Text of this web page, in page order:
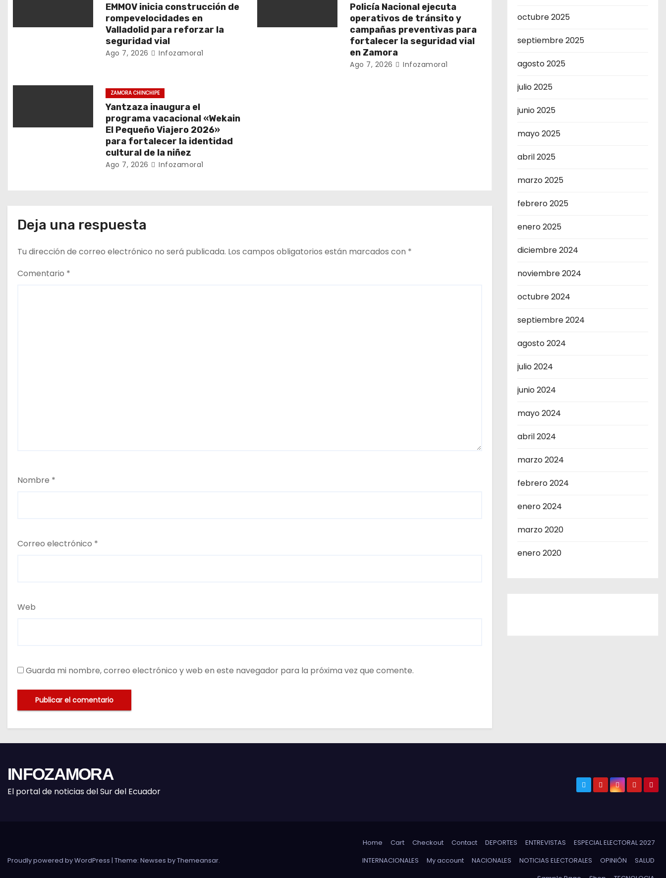
d
s
EMMOV inicia construcción de
rompevelocidades en
Valladolid para reforzar la
seguridad vial
Ago 7, 2026 Infozamora1
Policía Nacional ejecuta
operativos de tránsito y
campañas preventivas para
fortalecer la seguridad vial
en Zamora
Ago 7, 2026 Infozamora1
ZAMORA CHINCHIPE
Yantzaza inaugura el
programa vacacional «Wekain
El Pequeño Viajero 2026»
para fortalecer la identidad
cultural de la niñez
Ago 7, 2026 Infozamora1
Deja una respuesta
Tu dirección de correo electrónico no será publicada. Los campos obligatorios están marcados con *
Comentario *
Nombre *
Correo electrónico *
Web
Guarda mi nombre, correo electrónico y web en este navegador para la próxima vez que comente.
octubre 2025
septiembre 2025
agosto 2025
julio 2025
junio 2025
mayo 2025
abril 2025
marzo 2025
febrero 2025
enero 2025
diciembre 2024
noviembre 2024
octubre 2024
septiembre 2024
agosto 2024
julio 2024
junio 2024
mayo 2024
abril 2024
marzo 2024
febrero 2024
enero 2024
marzo 2020
enero 2020
INFOZAMORA
El portal de noticias del Sur del Ecuador
Proudly powered by WordPress | Theme: Newses byThemeansar.
Home Cart Checkout Contact DEPORTES ENTREVISTAS
ESPECIAL ELECTORAL 2027
INTERNACIONALES
My account NACIONALES NOTICIAS ELECTORALES OPINIÓN
SALUD